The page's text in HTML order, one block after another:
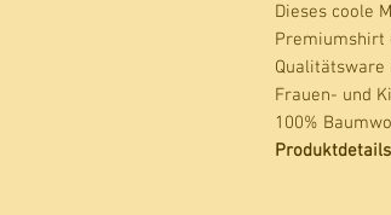
Dieses coole
Premiumshirt
Qualitätsware
Frauen- und
100%